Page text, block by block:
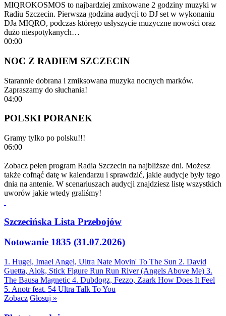
MIQROKOSMOS to najbardziej zmixowane 2 godziny muzyki w
Radiu Szczecin. Pierwsza godzina audycji to DJ set w wykonaniu
DJa MIQRO, podczas którego usłyszycie muzyczne nowości oraz
dużo niespotykanych…
00:00
NOC Z RADIEM SZCZECIN
Starannie dobrana i zmiksowana muzyka nocnych marków.
Zapraszamy do słuchania!
04:00
POLSKI PORANEK
Gramy tylko po polsku!!!
06:00
Zobacz pełen program Radia Szczecin na najbliższe dni. Możesz
także cofnąć datę w kalendarzu i sprawdzić, jakie audycje były tego
dnia na antenie. W scenariuszach audycji znajdziesz listę wszystkich
uworów jakie wtedy graliśmy!
Szczecińska Lista Przebojów
Notowanie 1835 (31.07.2026)
1. Hugel, Imael Angel, Ultra Nate Movin' To The Sun 2. David
Guetta, Alok, Stick Figure Run Run River (Angels Above Me) 3.
The Bausa Magnetic 4. Dubdogz, Fezzo, Zaark How Does It Feel
5. Anotr feat. 54 Ultra Talk To You
Zobacz Głosuj »